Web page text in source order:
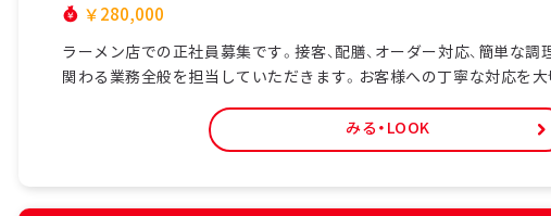
￥280,000
ラーメン店での正社員募集です。接客、配膳、オーダー対応、簡単な調
関わる業務全般を担当していただきます。お客様への丁寧な対応を大
安心して働ける環境です。未経験の方でも研修制度があり、日本の飲
学べます。正社員として安定した雇用形態で、長期的なキャリア形成
みる・LOOK